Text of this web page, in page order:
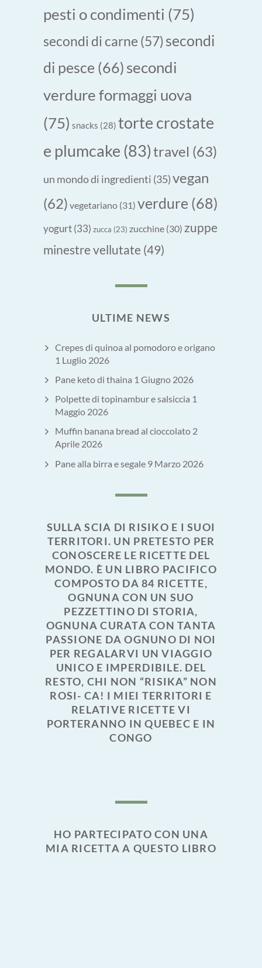
pesti o condimenti (75)
secondi di carne (57)secondi
di pesce (66) secondi
verdure formaggi uova
(75) snacks (28) torte crostate
e plumcake (83)travel (63)
un mondo di ingredienti (35)vegan
(62) vegetariano (31) verdure (68)
yogurt(33) zucca (23) zucchine (30) zuppe
minestre vellutate (49)
ULTIME NEWS
Crepes di quinoa al pomodoro e origano
1 Luglio 2026
Pane keto di thaina 1 Giugno 2026
Polpette di topinambur e salsiccia 1
Maggio 2026
Muffin banana bread al cioccolato 2
Aprile 2026
Pane alla birra e segale 9 Marzo 2026
SULLA SCIA DI RISIKO E I SUOI
TERRITORI. UN PRETESTO PER
CONOSCERE LE RICETTE DEL
MONDO. È UN LIBRO PACIFICO
COMPOSTO DA 84 RICETTE,
OGNUNA CON UN SUO
PEZZETTINO DI STORIA,
OGNUNA CURATA CON TANTA
PASSIONE DA OGNUNO DI NOI
PER REGALARVI UN VIAGGIO
UNICO E IMPERDIBILE. DEL
RESTO, CHI NON “RISIKA” NON
ROSI- CA! I MIEI TERRITORI E
RELATIVE RICETTE VI
PORTERANNO IN QUEBEC E IN
CONGO
HO PARTECIPATO CON UNA
MIA RICETTA A QUESTO LIBRO